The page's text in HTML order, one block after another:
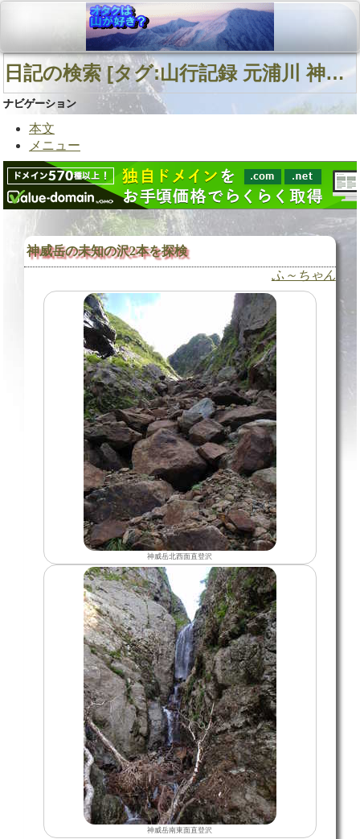
日記の検索 [タグ:山行記録 元浦川 神威岳東面直登沢 日高山脈] 01～02(02件中)
ナビゲーション
本文
メニュー
神威岳の未知の沢2本を探検
ふ～ちゃん
神威岳北西面直登沢
神威岳南東面直登沢